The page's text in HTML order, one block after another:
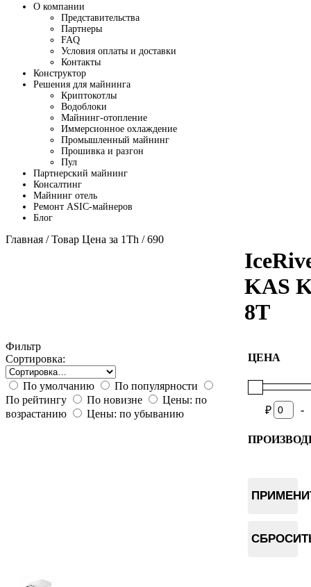
О компании
Представительства
Партнеры
FAQ
Условия оплаты и доставки
Контакты
Конструктор
Решения для майнинга
Криптокотлы
Водоблоки
Майнинг-отопление
Иммерсионное охлаждение
Промышленный майнинг
Прошивка и разгон
Пул
Партнерский майнинг
Консалтинг
Майнинг отель
Ремонт ASIC-майнеров
Блог
Главная / Товар Цена за 1Th / 690
KAS
8T
Фильтр
Сортировка:
По умолчанию
По популярности
По рейтингу
По новизне
Цены: по
возрастанию
Цены: по убыванию
ЦЕНА
₽ -